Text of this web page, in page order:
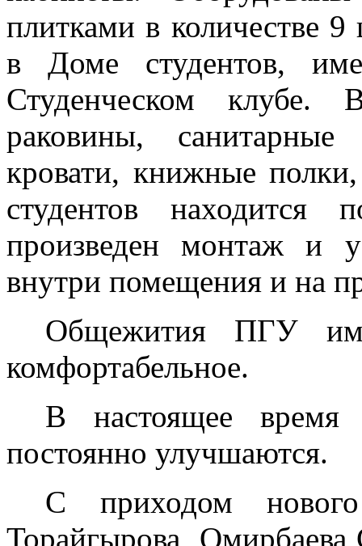
плитками в количестве
в Доме студентов,
Студенческом
раковины,
кровати, книжные
студентов находится
произведен монтаж и
внутри помещения и на
Общежития ПГУ
комфортабельное.
В настоящее
постоянно улучшаются.
С приходом
Торайгырова Омирбаева